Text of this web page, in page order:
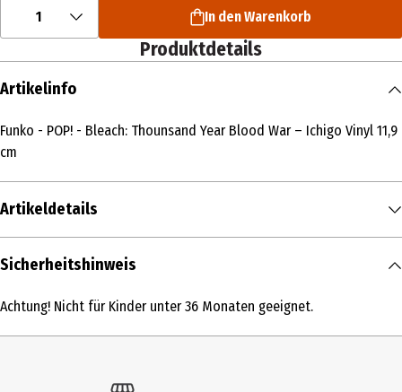
1 In den Warenkorb
Produktdetails
Artikelinfo
Funko - POP! - Bleach: Thounsand Year Blood War – Ichigo Vinyl 11,9
cm
Artikeldetails
Inhalt
Produkttyp
Sicherheitshinweis
Achtung! Nicht für Kinder unter 36 Monaten geeignet.